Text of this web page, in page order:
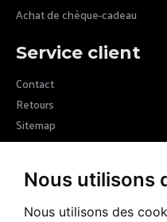
Nous utilisons
Nous utilisons des
Achat de chèque-cadeau
Service client
Contact
Retours
Sitemap
Newsletter
Devenez membre de la
à nos newsletters et recevez